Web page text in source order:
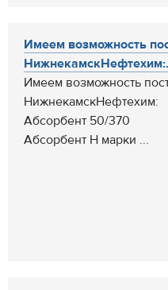
Имеем возможность
Имеем возможность
НижнекамскНефтехим:
Абсорбент 50/370
Абсорбент Н марки ...